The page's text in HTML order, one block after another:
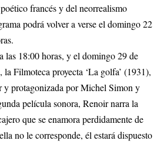
francés y del neorrealismo
podrá volver a verse el domingo 22
las 18:00 horas, y el domingo 29 de
la Filmoteca proyecta ‘La golfa’ (1931),
y protagonizada por Michel Simon y
película sonora, Renoir narra la
que se enamora perdidamente de
no le corresponde, él estará dispuesto